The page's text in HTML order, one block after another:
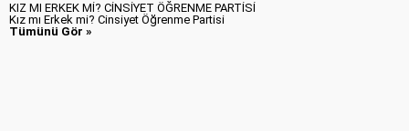
KIZ MI ERKEK Mİ? CİNSİYET ÖĞRENME PARTİSİ
Kız mı Erkek mi? Cinsiyet Öğrenme Partisi
Tümünü Gör »